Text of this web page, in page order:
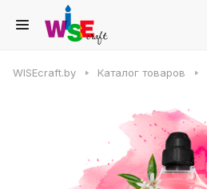
WISEcraft.by Каталог товаров